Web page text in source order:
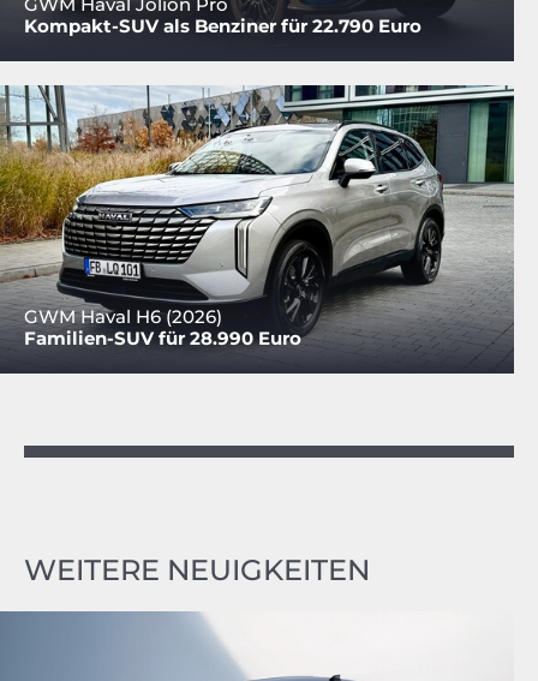
Kompakt-SUV als Benziner für 22.790 Euro
GWM Haval H6 (2026)
Familien-SUV für 28.990 Euro
WEITERE NEUIGKEITEN